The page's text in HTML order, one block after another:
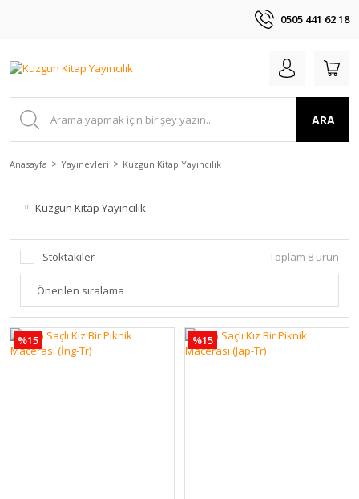
0505 441 62 18
ARA
Anasayfa Yayınevleri Kuzgun Kitap Yayıncılık
Kuzgun Kitap Yayıncılık
Stoktakiler Toplam 8 ürün
%15 %15